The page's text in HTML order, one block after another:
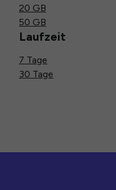
20 GB
50 GB
Laufzeit
7 Tage
30 Tage